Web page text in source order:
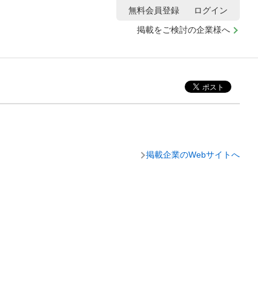
掲載をご検討の企業様へ
無料会員登録 ログイン
掲載企業のWebサイトへ